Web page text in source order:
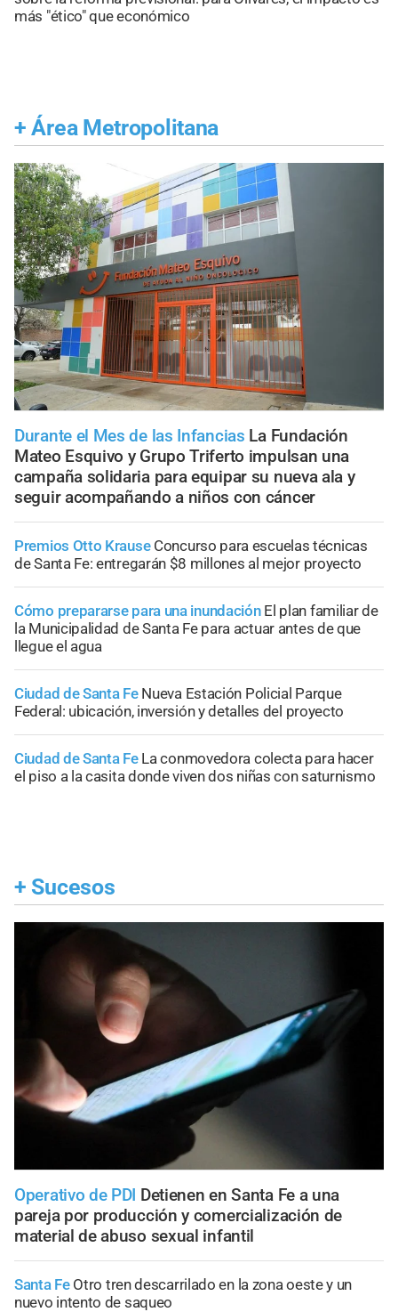
más "ético" que económico
+ Área Metropolitana
Durante el Mes de las Infancias La Fundación
Mateo Esquivo y Grupo Triferto impulsan una
campaña solidaria para equipar su nueva ala y
seguir acompañando a niños con cáncer
Premios Otto Krause Concurso para escuelas técnicas
de Santa Fe: entregarán $8 millones al mejor proyecto
Cómo prepararse para una inundación El plan familiar de
la Municipalidad de Santa Fe para actuar antes de que
llegue el agua
Ciudad de Santa Fe Nueva Estación Policial Parque
Federal: ubicación, inversión y detalles del proyecto
Ciudad de Santa Fe La conmovedora colecta para hacer
el piso a la casita donde viven dos niñas con saturnismo
+ Sucesos
Operativo de PDI Detienen en Santa Fe a una
pareja por producción y comercialización de
material de abuso sexual infantil
Santa Fe Otro tren descarrilado en la zona oeste y un
nuevo intento de saqueo